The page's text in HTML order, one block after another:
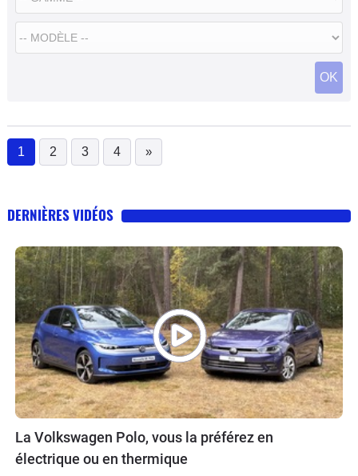
OK
1
(current)
2 3 4 »
DERNIÈRES VIDÉOS
La Volkswagen Polo, vous la préférez en
électrique ou en thermique